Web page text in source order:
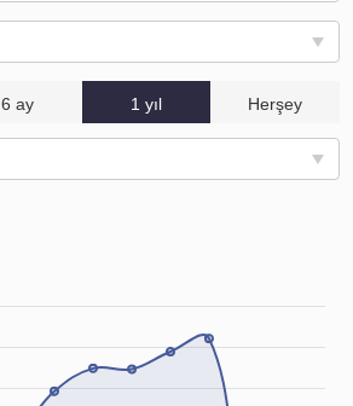
6 ay 1 yıl Herşey